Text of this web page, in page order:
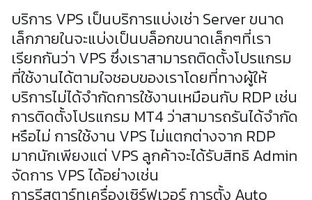
บริการ VPS เป็นบริการแบ่งเช่า Server ขนาด
เล็กภายในจะแบ่งเป็นบล็อกขนาดเล็กๆที่เรา
เรียกกันว่า VPS ซึ่งเราสามารถติดตั้งโปรแกรม
ที่ใช้งานได้ตามใจชอบของเราโดยที่ทางผู้ให้
บริการไม่ได้จำกัดการใช้งานเหมือนกับ RDP เช่น
การติดตั้งโปรแกรม MT4 ว่าสามารถรันได้จำกัด
หรือไม่ การใช้งาน VPS ไม่แตกต่างจาก RDP
มากนักเพียงแต่ VPS ลูกค้าจะได้รับสิทธิ Admin
จัดการ VPS ได้อย่างเช่น
การรีสตาร์ทเครื่องเซิร์ฟเวอร์ การตั้ง Auto